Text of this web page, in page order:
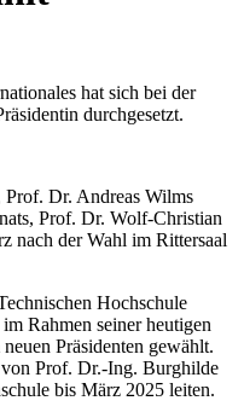
hat sich bei der
durchgesetzt.
Dr. Andreas Wilms
Prof. Dr. Wolf-Christian
nach der Wahl im Rittersaal
Hochschule
Rahmen seiner heutigen
Präsidenten gewählt.
Prof. Dr.-Ing. Burghilde
bis März 2025 leiten.